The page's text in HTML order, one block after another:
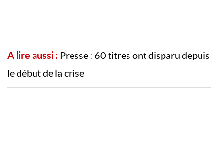
A lire aussi : Presse : 60 titres ont disparu depuis
le début de la crise